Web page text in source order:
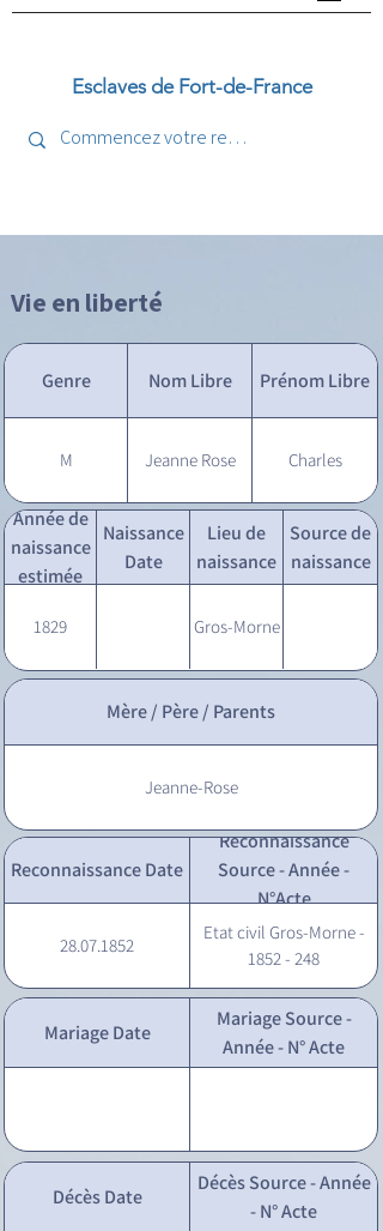
Esclaves de Fort-de-France
Vie en liberté
Genre Nom Libre Prénom Libre
M Jeanne Rose Charles
Année de
naissance
estimée
Naissance
Date
Lieu de
naissance
Source de
naissance
1829 Gros-Morne
Mère / Père / Parents
Jeanne-Rose
Reconnaissance Date
Reconnaissance
Source - Année -
N°Acte
28.07.1852
Etat civil Gros-Morne -
1852 - 248
Mariage Date
Mariage Source -
Année - N° Acte
Décès Date
Décès Source - Année
- N° Acte